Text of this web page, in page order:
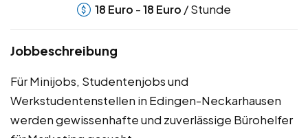
18 Euro -18 Euro / Stunde
Jobbeschreibung
Für Minijobs, Studentenjobs und
Werkstudentenstellen in Edingen-Neckarhausen
werden gewissenhafte und zuverlässige Bürohelfer